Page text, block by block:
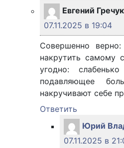
Евгений Гречук
07.11.2025 в 19:04
Совершенно
накрутить самому
угодно:
подавляющее
накручивают себе
Ответить
Юрий
07.11.2025 в